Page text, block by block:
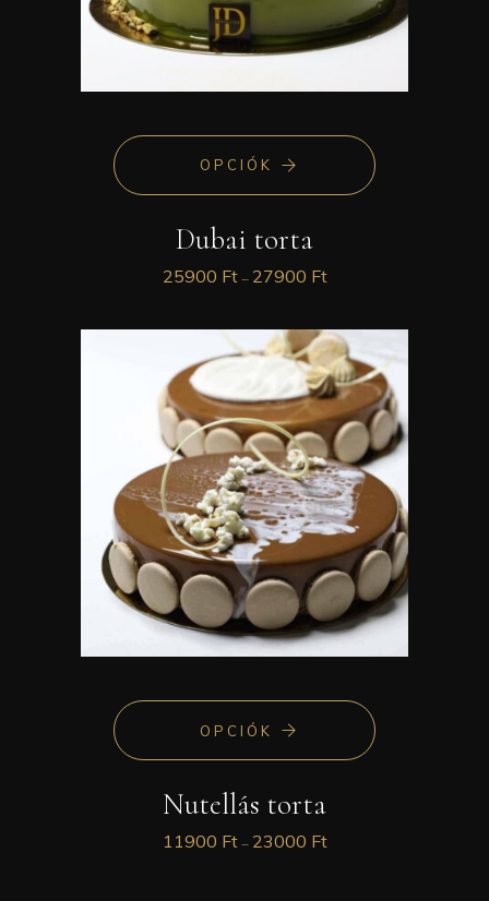
OPCIÓK
Dubai torta
25900 Ft – 27900 Ft
OPCIÓK
Nutellás torta
11900 Ft – 23000 Ft